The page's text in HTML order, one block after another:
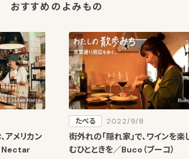
おすすめのよみもの
アメリカン
Nectar
たべる 2022/9/8
街外れの「隠れ家」で、ワインを楽
むひとときを／Buco（ブーコ）